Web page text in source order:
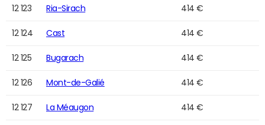
12 123 Ria-Sirach 414 €
12 124 Cast 414 €
12 125 Bugarach 414 €
12 126 Mont-de-Galié 414 €
12 127 La Méaugon 414 €